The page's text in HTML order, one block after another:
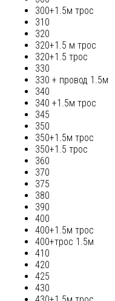
300+1.5м трос
310
320
320+1.5 м трос
320+1.5 трос
330
330 + провод 1.5м
340
340 +1.5м трос
345
350
350+1.5м трос
350+1.5 трос
360
370
375
380
390
400
400+1.5м трос
400+трос 1.5м
410
420
425
430